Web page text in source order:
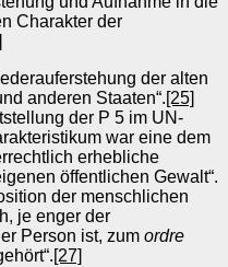
Charakter der
der alten
anderen Staaten“.[25]
der P 5 im UN-
war eine dem
erhebliche
öffentlichen Gewalt“.
der menschlichen
je enger der
Person ist, zum ordre
[27]